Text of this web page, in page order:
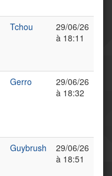
Tchou
29/06/26
à 18:11
Gerro
29/06/26
à 18:32
Guybrush
29/06/26
à 18:51